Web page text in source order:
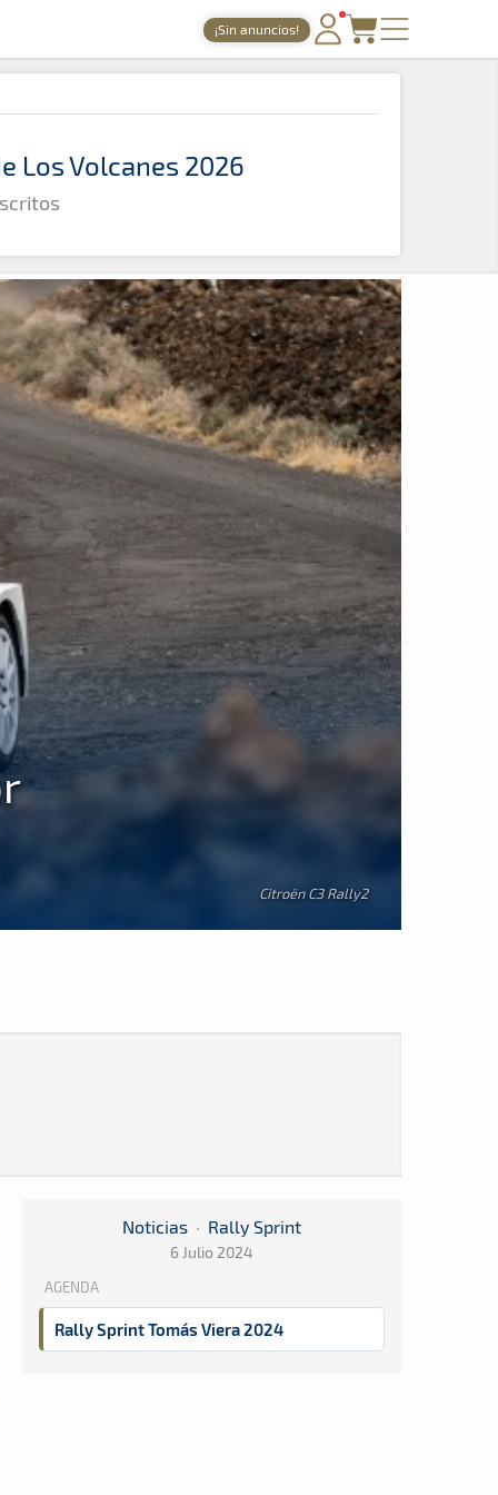
¡Sin anuncios!
PORTADA
TIEMPOS ONLINE
GALERÍAS
TIENDA
ARCHIVO
Los Volcanes 2026
Citroën C3 Rally2
Noticias · Rally Sprint
6 Julio 2024
AGENDA
Rally Sprint Tomás Viera 2024